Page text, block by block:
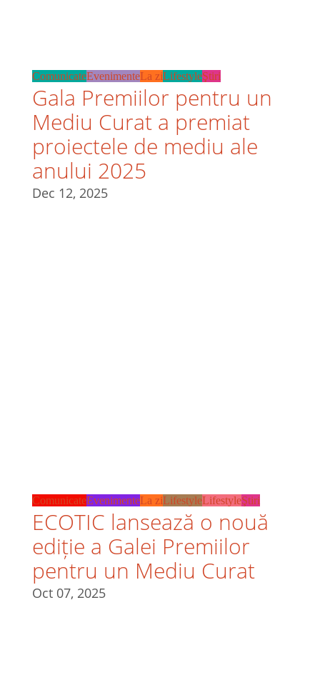
ComunicateEvenimenteLa ziLifestyleŞtiri
Gala Premiilor pentru un
Mediu Curat a premiat
proiectele de mediu ale
anului 2025
Dec 12, 2025
ComunicateEvenimenteLa ziLifestyleLifestyleŞtiri
ECOTIC lansează o nouă
ediție a Galei Premiilor
pentru un Mediu Curat
Oct 07, 2025